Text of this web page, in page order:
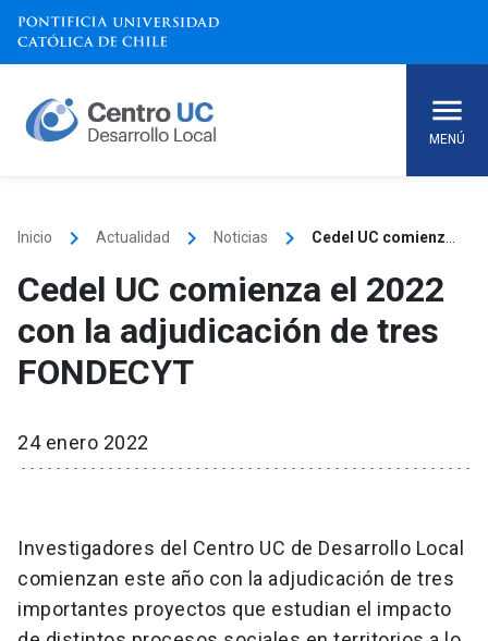
Skip
content
MENÚ
Inicio keyboard_arrow_right Actualidad keyboard_arrow_right Noticias keyboard_arrow_right
Cedel UC comienza el 2022
con la adjudicación de tres
FONDECYT
24 enero 2022
Investigadores del Centro UC de Desarrollo Local
comienzan este año con la adjudicación de tres
importantes proyectos que estudian el impacto